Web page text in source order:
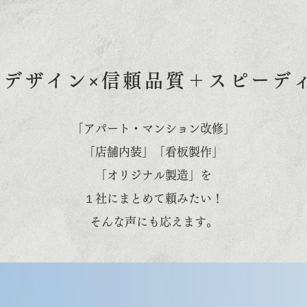
ザイン×信頼品質＋スピーデ
「アパート・マンション改修」
「店舗内装」「看板製作」
「オリジナル製造」を
​１社にまとめて頼みたい！
​そんな声にも応えます。